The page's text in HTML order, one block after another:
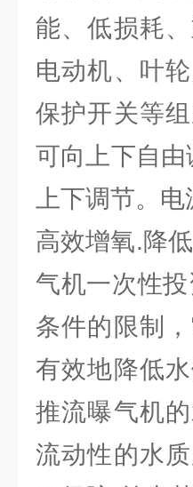
能、低损耗
电动机、叶
保护开关等
可向上下自
上下调节。
高效增氧.降
气机一次性
条件的限制
有效地降低
推流曝气机
流动性的水